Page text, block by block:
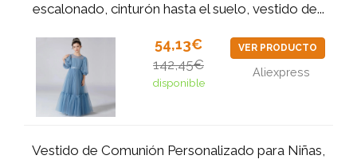
escalonado, cinturón hasta el suelo, vestido de...
54,13€
142,45€
disponible
VER PRODUCTO
Aliexpress
Vestido de Comunión Personalizado para Niñas,